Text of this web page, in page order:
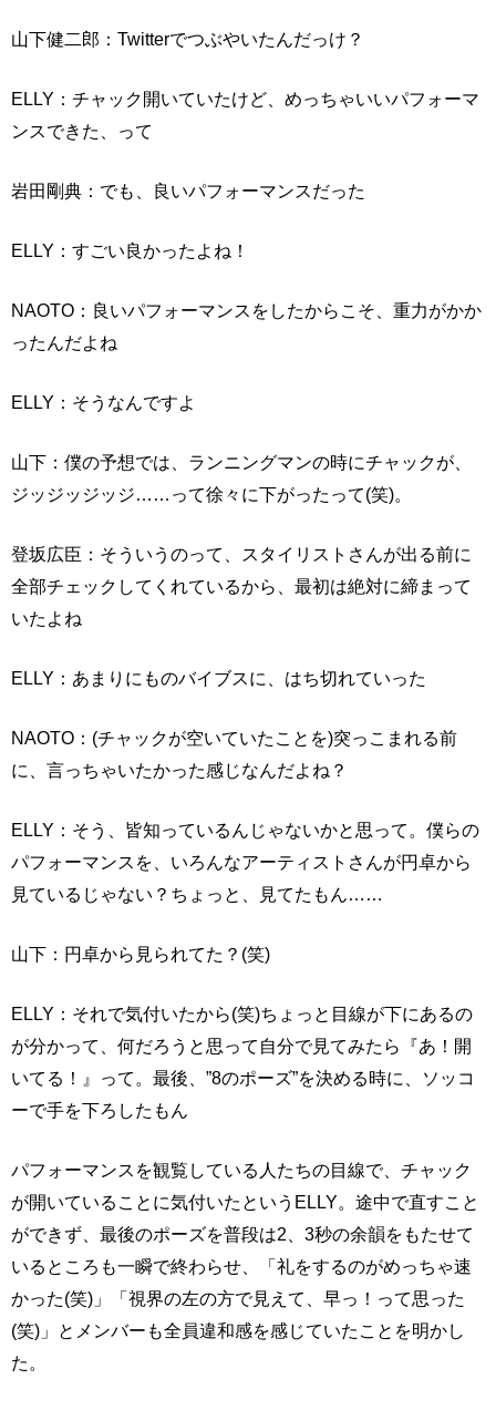
山下健二郎：Twitterでつぶやいたんだっけ？
ELLY：チャック開いていたけど、めっちゃいいパフォーマ
ンスできた、って
岩田剛典：でも、良いパフォーマンスだった
ELLY：すごい良かったよね！
NAOTO：良いパフォーマンスをしたからこそ、重力がかか
ったんだよね
ELLY：そうなんですよ
山下：僕の予想では、ランニングマンの時にチャックが、
ジッジッジッジ……って徐々に下がったって(笑)。
登坂広臣：そういうのって、スタイリストさんが出る前に
全部チェックしてくれているから、最初は絶対に締まって
いたよね
ELLY：あまりにものバイブスに、はち切れていった
NAOTO：(チャックが空いていたことを)突っこまれる前
に、言っちゃいたかった感じなんだよね？
ELLY：そう、皆知っているんじゃないかと思って。僕らの
パフォーマンスを、いろんなアーティストさんが円卓から
見ているじゃない？ちょっと、見てたもん……
山下：円卓から見られてた？(笑)
ELLY：それで気付いたから(笑)ちょっと目線が下にあるの
が分かって、何だろうと思って自分で見てみたら『あ！開
いてる！』って。最後、”8のポーズ”を決める時に、ソッコ
ーで手を下ろしたもん
パフォーマンスを観覧している人たちの目線で、チャック
が開いていることに気付いたというELLY。途中で直すこと
ができず、最後のポーズを普段は2、3秒の余韻をもたせて
いるところも一瞬で終わらせ、「礼をするのがめっちゃ速
かった(笑)」「視界の左の方で見えて、早っ！って思った
(笑)」とメンバーも全員違和感を感じていたことを明かし
た。